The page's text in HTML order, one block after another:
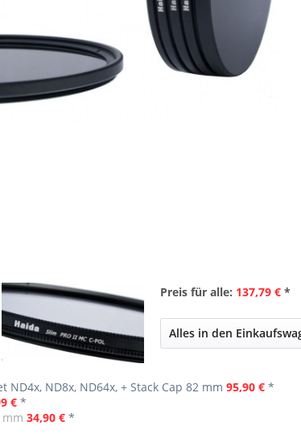
Preis für alle: 137,79 € *
Alles in den
ND8x, ND64x, + Stack Cap 82 mm 95,90 € *
€ *
34,90 € *